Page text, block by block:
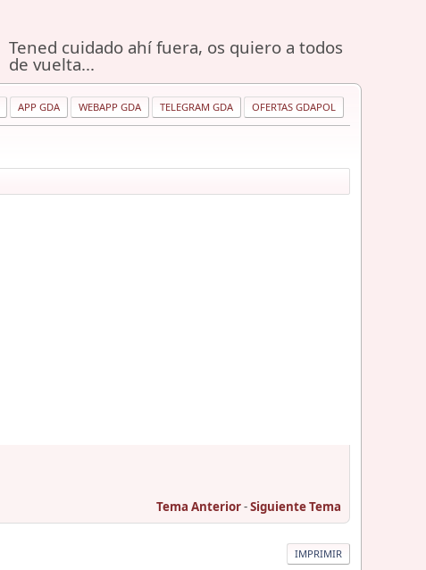
Tened cuidado ahí fuera, os quiero a todos
de vuelta...
APP GDA WEBAPP GDA TELEGRAM GDA OFERTAS GDAPOL
Tema Anterior-Siguiente Tema
IMPRIMIR